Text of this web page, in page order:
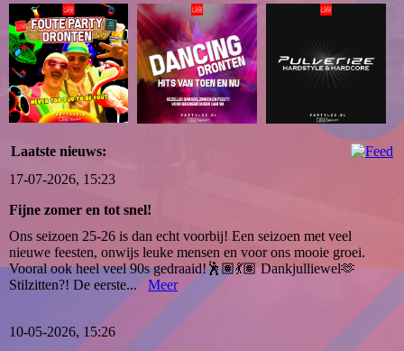
Laatste nieuws:
17-07-2026, 15:23
Fijne zomer en tot snel!
Ons seizoen 25-26 is dan echt voorbij! Een seizoen met veel
nieuwe feesten, onwijs leuke mensen en voor ons mooie groei.
Vooral ook heel veel 90s gedraaid!🕺🏽💃🏽 Dankjulliewel🫶
Stilzitten?! De eerste...Meer
10-05-2026, 15:26